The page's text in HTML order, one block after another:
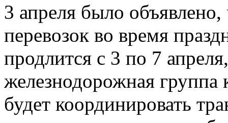
3 апреля было
перевозок во время
продлится с 3 по 7
железнодорожная
будет координировать